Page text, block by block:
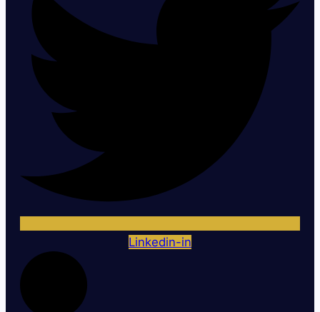
Linkedin-in